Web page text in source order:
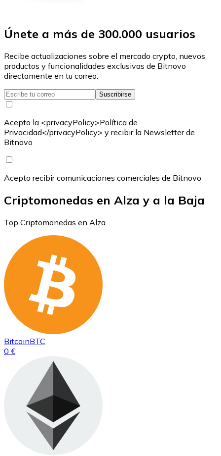
Únete a más de 300.000 usuarios
Recibe actualizaciones sobre el mercado crypto, nuevos
productos y funcionalidades exclusivas de Bitnovo
directamente en tu correo.
Suscribirse
Acepto la <privacyPolicy>Política de
Privacidad</privacyPolicy> y recibir la Newsletter de
Bitnovo
Acepto recibir comunicaciones comerciales de Bitnovo
Criptomonedas en Alza y a la Baja
Top Criptomonedas en Alza
BitcoinBTC
0 €